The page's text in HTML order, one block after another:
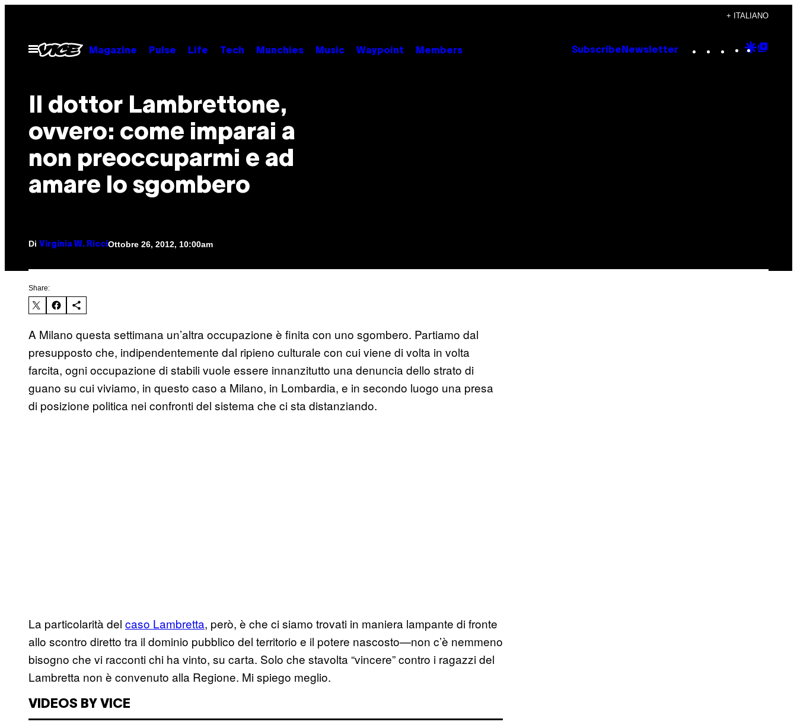
contenuto
+ ITALIANO
Apri
Magazine Pulse Life Tech Munchies Music Waypoint Members Subscribe Newsletter Instagram
TikTok
YouTube
Google
Il dottor Lambrettone,
ovvero: come imparai a
non preoccuparmi e ad
amare lo sgombero
Di Virginia W. Ricci Ottobre 26, 2012, 10:00am
Share:
A Milano questa settimana un’altra occupazione è finita con uno sgombero. Partiamo dal
presupposto che, indipendentemente dal ripieno culturale con cui viene di volta in volta
farcita, ogni occupazione di stabili vuole essere innanzitutto una denuncia dello strato di
guano su cui viviamo, in questo caso a Milano, in Lombardia, e in secondo luogo una presa
di posizione politica nei confronti del sistema che ci sta distanziando.
La particolarità del caso Lambretta, però, è che ci siamo trovati in maniera lampante di fronte
allo scontro diretto tra il dominio pubblico del territorio e il potere nascosto—non c’è nemmeno
bisogno che vi racconti chi ha vinto, su carta. Solo che stavolta “vincere” contro i ragazzi del
Lambretta non è convenuto alla Regione. Mi spiego meglio.
VIDEOS BY VICE